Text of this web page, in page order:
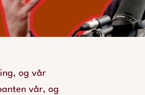
og vår
vår, og